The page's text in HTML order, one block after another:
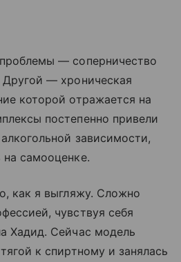
— соперничество
— хроническая
которой отражается на
постепенно привели
зависимости,
самооценке.
как я выгляжу. Сложно
чувствуя себя
Хадид. Сейчас модель
к спиртному и занялась